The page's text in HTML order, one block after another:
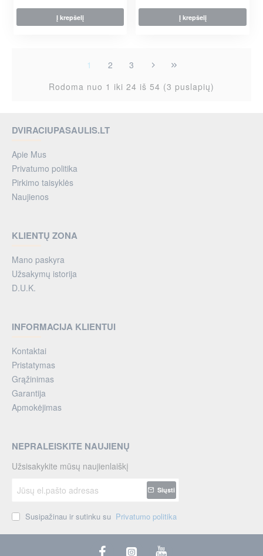
Į krepšelį Į krepšelį
1 2
3
Rodoma nuo 1 iki 24 iš 54 (3 puslapių)
DVIRACIUPASAULIS.LT
Apie Mus
Privatumo politika
Pirkimo taisyklės
Naujienos
KLIENTŲ ZONA
Mano paskyra
Užsakymų istorija
D.U.K.
INFORMACIJA KLIENTUI
Kontaktai
Pristatymas
Grąžinimas
Garantija
Apmokėjimas
NEPRALEISKITE NAUJIENŲ
Užsisakykite mūsų naujienlaiškį
el.pašto
Siųsti
Susipažinau ir sutinku su Privatumo politika